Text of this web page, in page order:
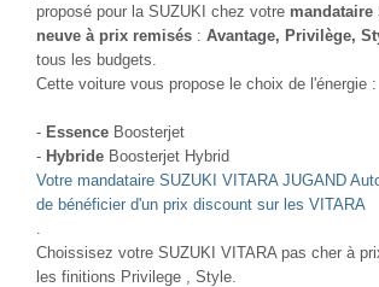
proposé pour la SUZUKI chez votre mandataire
neuve à prix remisés : Avantage, Privilège,
tous les budgets.
Cette voiture vous propose le choix de l'énergie :
- Essence Boosterjet
- Hybride Boosterjet Hybrid
Votre mandataire SUZUKI VITARA JUGAND
de bénéficier d'un prix discount sur les VITARA
Choissisez votre SUZUKI VITARA pas cher à
les finitions Privilege , Style.